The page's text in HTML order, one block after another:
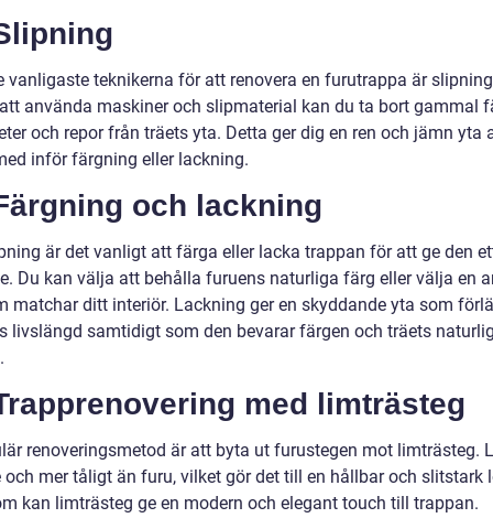
vanligaste teknikerna för att renovera en furutrappa är
använda maskiner och slipmaterial kan du ta bort gammal
och repor från träets yta. Detta ger dig en ren och jämn yta
inför färgning eller lackning.
och lackning
är det vanligt att färga eller lacka trappan för att ge den
Du kan välja att behålla furuens naturliga färg eller välja en
matchar ditt interiör. Lackning ger en skyddande yta som
livslängd samtidigt som den bevarar färgen och träets
med limträsteg
renoveringsmetod är att byta ut furustegen mot limträsteg.
och mer tåligt än furu, vilket gör det till en hållbar och slitstark
kan limträsteg ge en modern och elegant touch till trappan.